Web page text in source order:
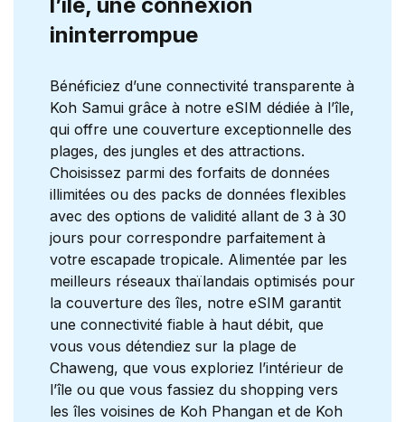
ininterrompue
Bénéficiez d’une connectivité transparente à
Koh Samui grâce à notre eSIM dédiée à l’île,
qui offre une couverture exceptionnelle des
plages, des jungles et des attractions.
Choisissez parmi des forfaits de données
illimitées ou des packs de données flexibles
avec des options de validité allant de 3 à 30
jours pour correspondre parfaitement à
votre escapade tropicale. Alimentée par les
meilleurs réseaux thaïlandais optimisés pour
la couverture des îles, notre eSIM garantit
une connectivité fiable à haut débit, que
vous vous détendiez sur la plage de
Chaweng, que vous exploriez l’intérieur de
l’île ou que vous fassiez du shopping vers
les îles voisines de Koh Phangan et de Koh